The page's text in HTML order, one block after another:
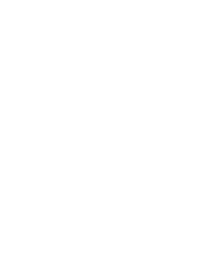
ツ ・名探偵コナン ・ワンピース ・弱虫ペ